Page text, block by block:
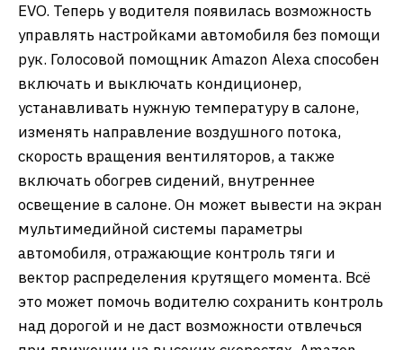
EVO. Теперь у водителя появилась возможность
управлять настройками автомобиля без помощи
рук. Голосовой помощник Amazon Alexa способен
включать и выключать кондиционер,
устанавливать нужную температуру в салоне,
изменять направление воздушного потока,
скорость вращения вентиляторов, а также
включать обогрев сидений, внутреннее
освещение в салоне. Он может вывести на экран
мультимедийной системы параметры
автомобиля, отражающие контроль тяги и
вектор распределения крутящего момента. Всё
это может помочь водителю сохранить контроль
над дорогой и не даст возможности отвлечься